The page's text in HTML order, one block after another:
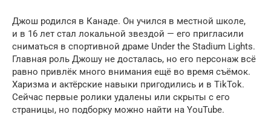
Джош родился в Канаде. Он учился в местной школе,
и в 16 лет стал локальной звездой — его пригласили
сниматься в спортивной драме Under the Stadium Lights.
Главная роль Джошу не досталась, но его персонаж всё
равно привлёк много внимания ещё во время съёмок.
Харизма и актёрские навыки пригодились и в TikTok.
Сейчас первые ролики удалены или скрыты с его
страницы, но подборку можно найти на YouTube.